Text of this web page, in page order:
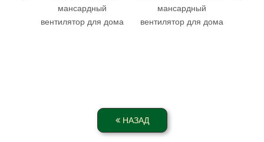
мансардный
вентилятор для дома
мансардный
вентилятор для дома
НАЗАД